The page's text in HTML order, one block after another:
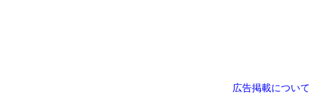
広告掲載について